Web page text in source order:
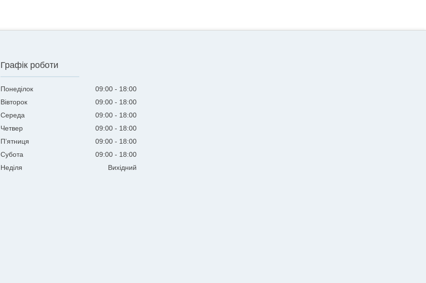
Графік роботи
Понеділок 09:00
18:00
Вівторок
09:00
18:00
Середа
09:00
18:00
Четвер
09:00
18:00
Пʼятниця
09:00
18:00
Субота
09:00
18:00
Неділя
Вихідний